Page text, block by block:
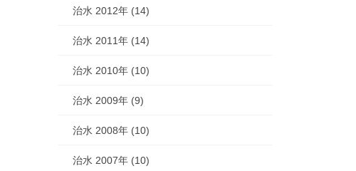
治水 2012年 (14)
治水 2011年 (14)
治水 2010年 (10)
治水 2009年 (9)
治水 2008年 (10)
治水 2007年 (10)